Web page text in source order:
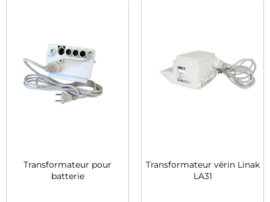
Transformateur pour
batterie
Transformateur vérin Linak
LA31